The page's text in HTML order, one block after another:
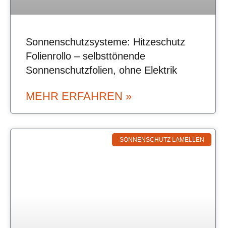
Sonnenschutzsysteme: Hitzeschutz
Folienrollo – selbsttönende
Sonnenschutzfolien, ohne Elektrik
MEHR ERFAHREN »
SONNENSCHUTZ LAMELLEN